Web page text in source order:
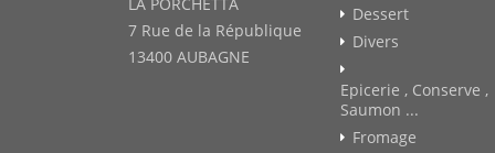
7 Rue de la République
13400 AUBAGNE
Dessert
Divers
Epicerie , Conserve ,
Saumon ...
Fromage